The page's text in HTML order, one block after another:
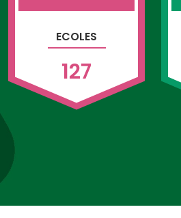
ECOLES
127